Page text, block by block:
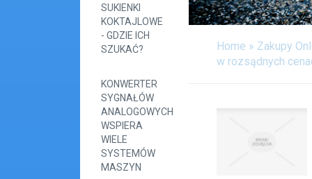
SUKIENKI
KOKTAJLOWE
- GDZIE ICH
SZUKAĆ?
KONWERTER
SYGNAŁÓW
ANALOGOWYCH
WSPIERA
WIELE
SYSTEMÓW
MASZYN
Home » Zakupy
w rozsądnych